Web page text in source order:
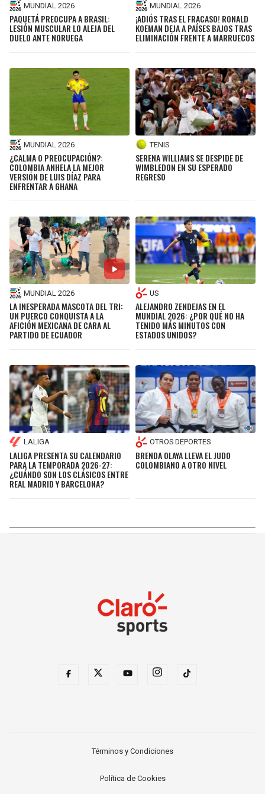
MUNDIAL 2026
PAQUETÁ PREOCUPA A BRASIL:
LESIÓN MUSCULAR LO ALEJA DEL
DUELO ANTE NORUEGA
MUNDIAL 2026
¡ADIÓS TRAS EL FRACASO! RONALD
KOEMAN DEJA A PAÍSES BAJOS TRAS
ELIMINACIÓN FRENTE A MARRUECOS
MUNDIAL 2026
¿CALMA O PREOCUPACIÓN?:
COLOMBIA ANHELA LA MEJOR
VERSIÓN DE LUIS DÍAZ PARA
ENFRENTAR A GHANA
TENIS
SERENA WILLIAMS SE DESPIDE DE
WIMBLEDON EN SU ESPERADO
REGRESO
MUNDIAL 2026
LA INESPERADA MASCOTA DEL TRI:
UN PUERCO CONQUISTA A LA
AFICIÓN MEXICANA DE CARA AL
PARTIDO DE ECUADOR
US
ALEJANDRO ZENDEJAS EN EL
MUNDIAL 2026: ¿POR QUÉ NO HA
TENIDO MÁS MINUTOS CON
ESTADOS UNIDOS?
LALIGA
LALIGA PRESENTA SU CALENDARIO
PARA LA TEMPORADA 2026-27:
¿CUÁNDO SON LOS CLÁSICOS ENTRE
REAL MADRID Y BARCELONA?
OTROS DEPORTES
BRENDA OLAYA LLEVA EL JUDO
COLOMBIANO A OTRO NIVEL
Términos y Condiciones
Política de Cookies